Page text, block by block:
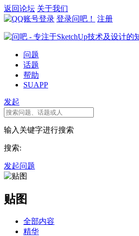
返回论坛 关于我们
登录问吧！
注册
问题
话题
帮助
SUAPP
发起
输入关键字进行搜索
搜索:
发起问题
贴图
全部内容
精华